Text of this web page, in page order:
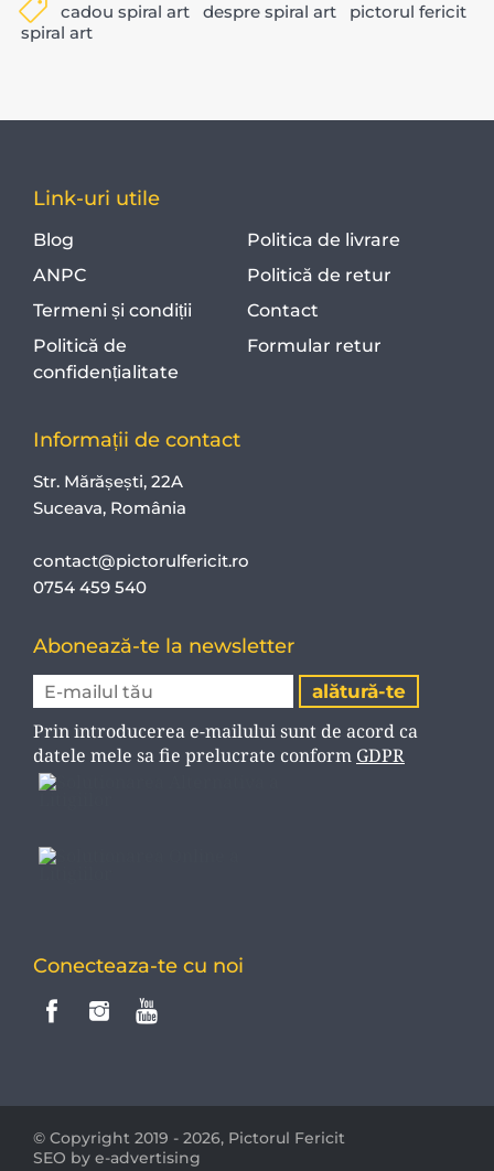
cadou spiral art despre spiral art
pictorul fericit
spiral art
Link-uri utile
Blog
ANPC
Termeni și condiții
Politică de
confidențialitate
Politica de livrare
Politică de retur
Contact
Formular retur
Informații de contact
Str. Mărășești, 22A
Suceava, România
contact@pictorulfericit.ro
0754 459 540
Abonează-te la newsletter
Prin introducerea e-mailului sunt de acord ca
datele mele sa fie prelucrate conform GDPR
Conecteaza-te cu noi
© Copyright 2019 - 2026, Pictorul Fericit
SEO by e-advertising